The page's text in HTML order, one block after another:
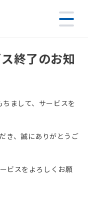
終了のお知
まして、サービスを
き、誠にありがとうご
ビスをよろしくお願